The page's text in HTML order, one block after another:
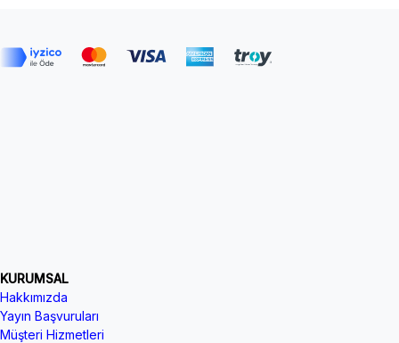
KURUMSAL
Hakkımızda
Yayın Başvuruları
Müşteri Hizmetleri